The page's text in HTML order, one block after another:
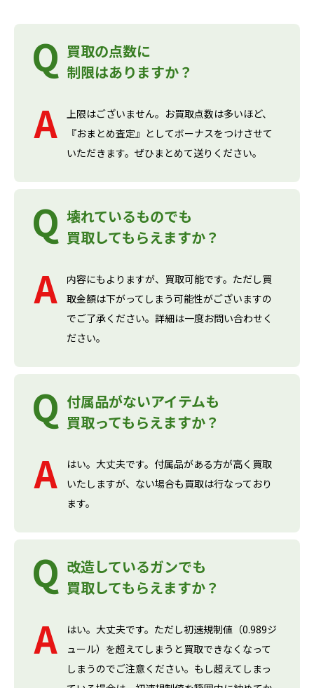
買取の点数に
制限はありますか？
上限はございません。お買取点数は多いほど、
『おまとめ査定』としてボーナスをつけさせて
いただきます。ぜひまとめて送りください。
壊れているものでも
買取してもらえますか？
内容にもよりますが、買取可能です。ただし買
取金額は下がってしまう可能性がございますの
でご了承ください。詳細は一度お問い合わせく
ださい。
付属品がないアイテムも
買取ってもらえますか？
はい。大丈夫です。付属品がある方が高く買取
いたしますが、ない場合も買取は行なっており
ます。
改造しているガンでも
買取してもらえますか？
はい。大丈夫です。ただし初速規制値（0.989ジ
ュール）を超えてしまうと買取できなくなって
しまうのでご注意ください。もし超えてしまっ